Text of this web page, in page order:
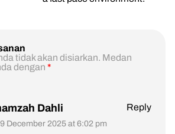
tidak akan disiarkan. Medan
dengan *
Dahli
December 2025 at 6:02 pm
Reply